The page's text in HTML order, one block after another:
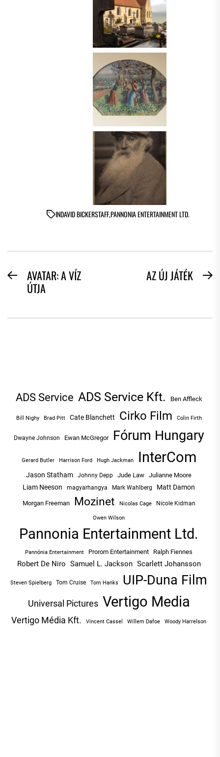
INDAVID BICKERSTAFF,PANNONIA ENTERTAINMENT LTD.
BEJEGYZÉS
NAVIGÁCIÓ
PreviousAVATAR: A VÍZ
ÚTJA
AZ ÚJ JÁTÉK
ADS Service ADS Service Kft. Ben Affleck
Bill Nighy Brad Pitt Cate Blanchett Cirko Film Colin Firth
Dwayne Johnson Ewan McGregor Fórum Hungary
Gerard Butler Harrison Ford Hugh Jackman InterCom
Jason Statham Johnny Depp Jude Law Julianne Moore
Liam Neeson magyarhangya Mark Wahlberg Matt Damon
Morgan Freeman Mozinet Nicolas Cage Nicole Kidman
Owen Wilson
Pannonia Entertainment Ltd.
Pannónia Entertainment Prorom Entertainment Ralph Fiennes
Robert De Niro Samuel L. Jackson Scarlett Johansson
Steven Spielberg Tom Cruise Tom Hanks UIP-Duna Film
Universal Pictures Vertigo Media
Vertigo Média Kft. Vincent Cassel Willem Dafoe Woody Harrelson